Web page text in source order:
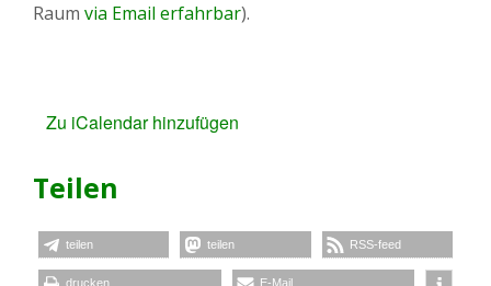
Raum via Email erfahrbar).
Zu iCalendar hinzufügen
Teilen
teilen teilen RSS-feed
drucken E-Mail